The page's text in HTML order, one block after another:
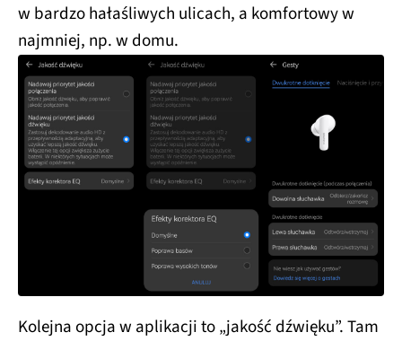
w bardzo hałaśliwych ulicach, a komfortowy w
najmniej, np. w domu.
Kolejna opcja w aplikacji to „jakość dźwięku”. Tam